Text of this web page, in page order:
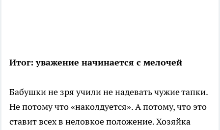
Итог: уважение начинается с мелочей
Бабушки не зря учили не надевать чужие тапки.
Не потому что «наколдуется». А потому, что это
ставит всех в неловкое положение. Хозяйка